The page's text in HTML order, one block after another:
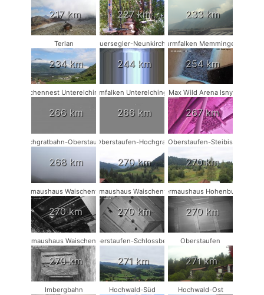
217 km 227 km 233 km
Terlan
234 km
Mauersegler-Neunkirchen
244 km
Turmfalken Memmingen
254 km
Storchennest Unterelchingen
266 km
Turmfalken Unterelchingen
266 km
Max Wild Arena Isny
267 km
Hochgratbahn-Oberstaufen
268 km
Oberstaufen-Hochgrat
270 km
Oberstaufen-Steibis
270 km
Fledermaushaus Waischenfeld #3
270 km
Fledermaushaus Waischenfeld #2
270 km
Fledermaushaus Hohenburg #1
270 km
Fledermaushaus Waischenfeld #1
270 km
Oberstaufen-Schlossberg
271 km
Oberstaufen
271 km
Imbergbahn Hochwald-Süd Hochwald-Ost